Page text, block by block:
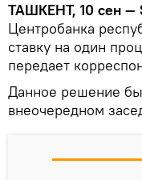
ТАШКЕНТ, 10 сен —
Центробанка
ставку на один
передает
Данное решение
внеочередном